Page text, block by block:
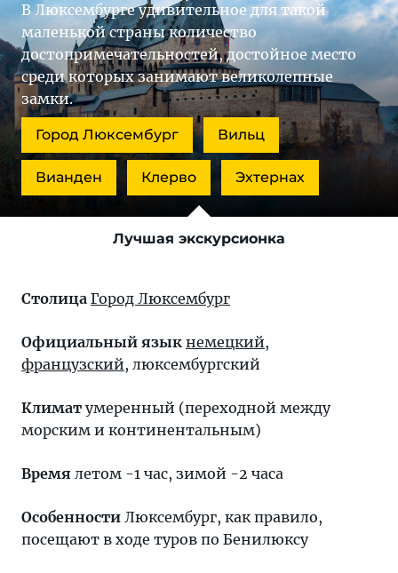
В Люксембурге удивительное для такой
маленькой страны количество
достопримечательностей, достойное место
среди которых занимают великолепные
замки.
Город Люксембург Вильц
Вианден Клерво Эхтернах
Лучшая экскурсионка
Столица Город Люксембург
Официальный язык немецкий,
французский, люксембургский
Климат умеренный (переходной между
морским и континентальным)
Время летом -1 час, зимой -2 часа
Особенности Люксембург, как правило,
посещают в ходе туров по Бенилюксу